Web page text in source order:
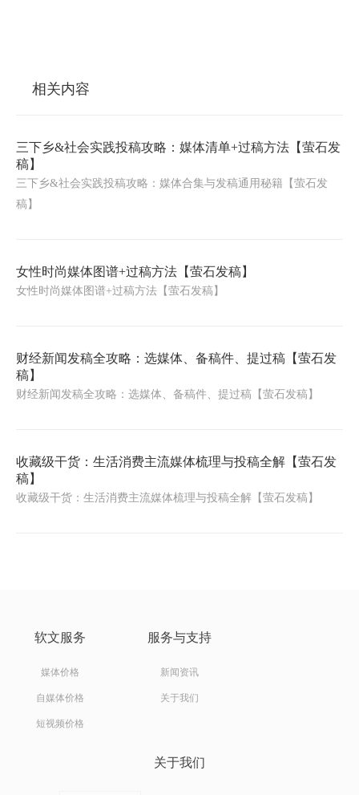
相关内容
三下乡&社会实践投稿攻略：媒体清单+过稿方法【萤石发
稿】
三下乡&社会实践投稿攻略：媒体合集与发稿通用秘籍【萤石发
稿】
女性时尚媒体图谱+过稿方法【萤石发稿】
女性时尚媒体图谱+过稿方法【萤石发稿】
财经新闻发稿全攻略：选媒体、备稿件、提过稿【萤石发
稿】
财经新闻发稿全攻略：选媒体、备稿件、提过稿【萤石发稿】
收藏级干货：生活消费主流媒体梳理与投稿全解【萤石发
稿】
收藏级干货：生活消费主流媒体梳理与投稿全解【萤石发稿】
软文服务
媒体价格
自媒体价格
短视频价格
服务与支持
新闻资讯
关于我们
关于我们